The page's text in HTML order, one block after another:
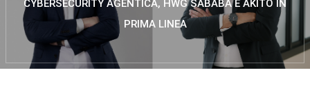
CYBERSECURITY AGENTICA, HWG SABABA E AKITO IN
PRIMA LINEA